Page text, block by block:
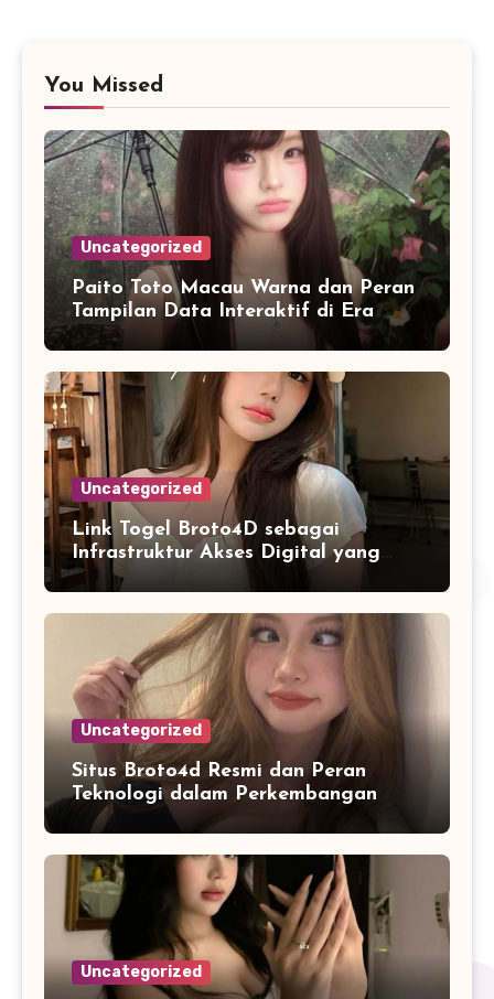
You Missed
Uncategorized
Paito Toto Macau Warna dan Peran
Tampilan Data Interaktif di Era
Informasi Digital Modern
Uncategorized
Link Togel Broto4D sebagai
Infrastruktur Akses Digital yang
Lebih Stabil dan Cepat
Uncategorized
Situs Broto4d Resmi dan Peran
Teknologi dalam Perkembangan
Platform Online
Uncategorized